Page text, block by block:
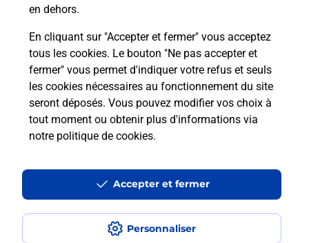
en dehors.
En cliquant sur "Accepter et fermer" vous acceptez
tous les cookies. Le bouton "Ne pas accepter et
fermer" vous permet d'indiquer votre refus et seuls
les cookies nécessaires au fonctionnement du site
seront déposés. Vous pouvez modifier vos choix à
tout moment ou obtenir plus d'informations via
notre politique de cookies.
Personnaliser
Accepter et fermer
Localiser Liste
Liste - téléassistance
Dordogne - téléassistance
St Vincent De Connezac - téléassistance
Accessibilité : partiellement conforme
Conditions contractuelles